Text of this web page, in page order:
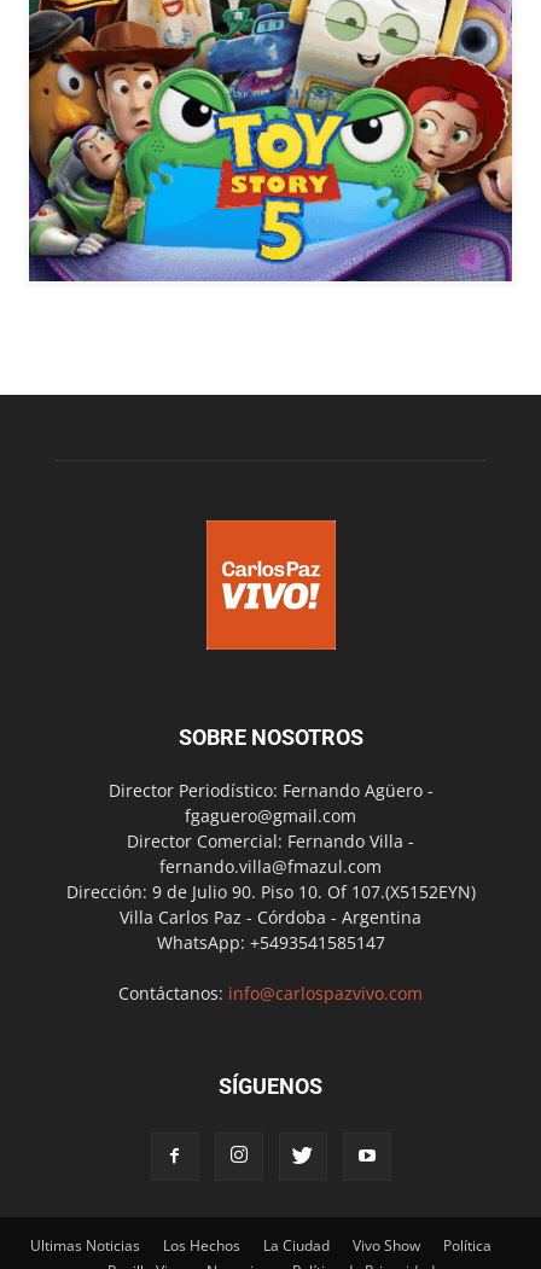
SOBRE NOSOTROS
Director Periodístico: Fernando Agüero -
fgaguero@gmail.com
Director Comercial: Fernando Villa -
fernando.villa@fmazul.com
Dirección: 9 de Julio 90. Piso 10. Of 107.(X5152EYN)
Villa Carlos Paz - Córdoba - Argentina
WhatsApp: +5493541585147
Contáctanos: info@carlospazvivo.com
SÍGUENOS
Ultimas Noticias Los Hechos La Ciudad Vivo Show
Política